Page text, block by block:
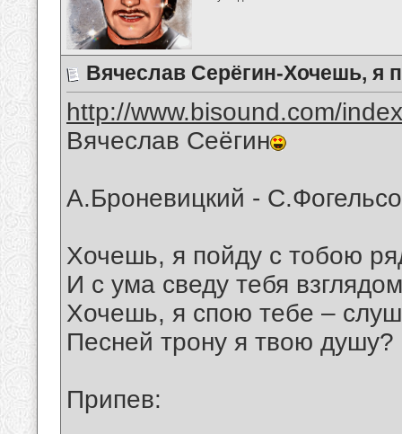
Вячеслав Серёгин-Хочешь, я
http://www.bisound.com/
Вячеслав Сеёгин
А.Броневицкий -
Хочешь, я пойду с тобою
И с ума сведу тебя
Хочешь, я спою тебе –
Песней трону я твою душу?
Припев: